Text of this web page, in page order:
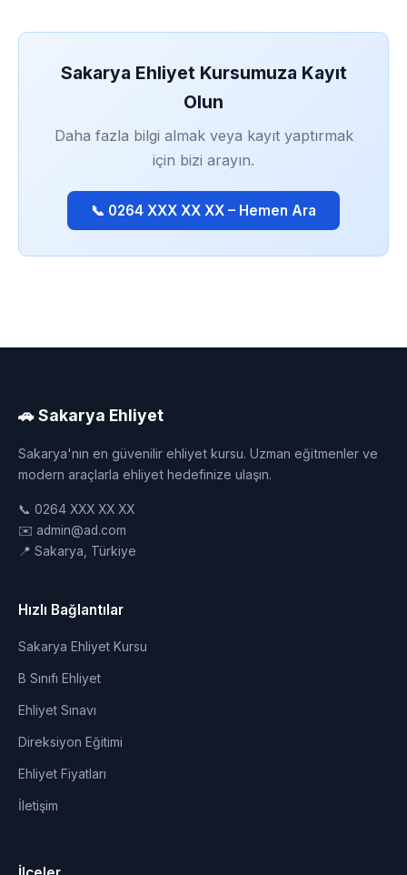
Sakarya Ehliyet Kursumuza Kayıt
Olun
Daha fazla bilgi almak veya kayıt yaptırmak
için bizi arayın.
📞 0264 XXX XX XX – Hemen Ara
🚗 Sakarya Ehliyet
Sakarya'nın en güvenilir ehliyet kursu. Uzman eğitmenler ve
modern araçlarla ehliyet hedefinize ulaşın.
📞 0264 XXX XX XX
✉️ admin@ad.com
📍 Sakarya, Türkiye
Hızlı Bağlantılar
Sakarya Ehliyet Kursu
B Sınıfı Ehliyet
Ehliyet Sınavı
Direksiyon Eğitimi
Ehliyet Fiyatları
İletişim